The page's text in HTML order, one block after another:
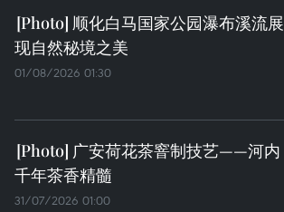
顺化白马国家公园瀑布溪流展
现自然秘境之美
01/08/2026 01:30
广安荷花茶窨制技艺——河内
千年茶香精髓
31/07/2026 01:00